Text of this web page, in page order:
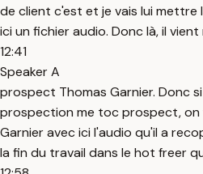
de client c'est et je vais lui
ici un fichier audio. Donc là, il
12:41
Speaker A
prospect Thomas Garnier. Donc
prospection me toc prospect, on
Garnier avec ici l'audio qu'il a
la fin du travail dans le hot freer